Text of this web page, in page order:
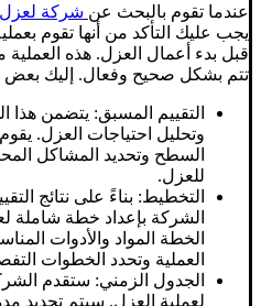
عندما تقوم بالبحث عن شركة
يجب عليك التأكد من أنها تقوم
قبل بدء أعمال العزل. هذه
تتم بشكل صحيح وفعال. إليك بعض
التقييم المسبق: يتضمن
وتحليل احتياجات العزل.
السطح وتحديد المشاكل
للعزل.
التخطيط: بناءً على نتائج
الشركة بإعداد خطة شاملة
الخطة المواد والأدوات
العملية وتحدد الخطوات
الجدول الزمني: ستقدم
لعملية العزل. سيتم تحديد